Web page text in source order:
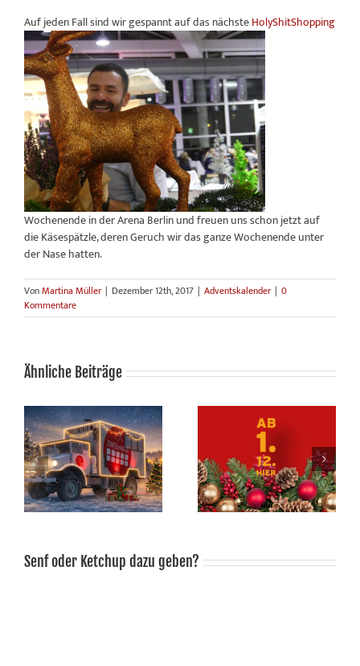
Auf jeden Fall sind wir gespannt auf das nächsteHolyShitShopping
Wochenende in der Arena Berlin und freuen uns schon jetzt auf
die Käsespätzle, deren Geruch wir das ganze Wochenende unter
der Nase hatten.
VonMartina Müller | Dezember 12th, 2017 | Adventskalender | 0
Kommentare
Ähnliche Beiträge
Adventskalender Last Minute Geschenk
Senf oder Ketchup dazu geben?